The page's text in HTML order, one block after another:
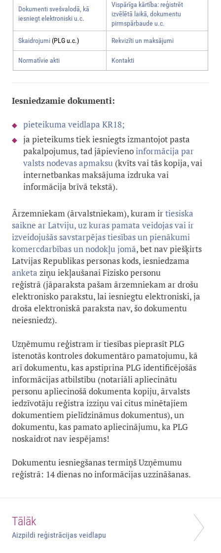
Dokumenti svešvalodā, kā
iesniegt elektroniski u.c.
Vispārīga kārtība: reģistrēt
izvēlētā laikā, dokumentu
pirmspārbaude u.c.
Skaidrojumi(PLG u.c.) Rekvizīti un maksājumi
Normatīvie akti Kontakti
Iesniedzamie dokumenti:
pieteikuma veidlapa KR18;
ja pieteikums tiek iesniegts izmantojot pasta
pakalpojumus, tad jāpievienoinformācija par
valsts nodevas apmaksu (kvīts vai tās kopija, vai
internetbankas maksājuma izdruka vai
informācija brīvā tekstā).
Ārzemniekam (ārvalstniekam), kuram irtiesiska
saikne ar Latviju, uz kuras pamata veidojas vai ir
izveidojušās savstarpējas tiesības un pienākumi
komercdarbības un nodokļu jomā, bet nav piešķirts
Latvijas Republikas personas kods, iesniedzama
anketa ziņu iekļaušanai Fizisko personu
reģistrā (jāparaksta pašam ārzemniekam ar drošu
elektronisko parakstu, lai iesniegtu elektroniski, ja
droša elektroniskā paraksta nav, šo dokumentu
neiesniedz).
Uzņēmumu reģistram ir tiesības pieprasīt PLG
īstenotās kontroles dokumentāro pamatojumu, kā
arī dokumentu, kas apstiprina PLG identificējošās
informācijas atbilstību (notariāli apliecinātu
personu apliecinošā dokumenta kopiju, ārvalsts
iedzīvotāju reģistra izziņu vai citus minētajiem
dokumentiem pielīdzināmus dokumentus), un
dokumentu, kas pamato apliecinājumu, ka PLG
noskaidrot nav iespējams!
Dokumentu iesniegšanas termiņš Uzņēmumu
reģistrā: 14 dienas no informācijas uzzināšanas.
Tālāk
Aizpildi reģistrācijas veidlapu